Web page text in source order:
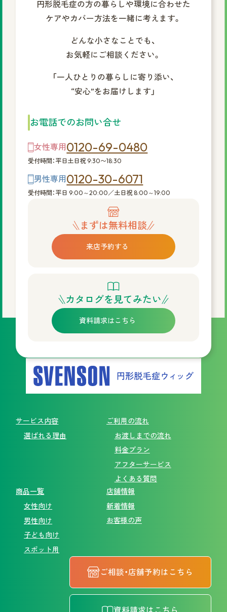
円形脱毛症の方の暮らしや環境に合わせた
ケアやカバー方法を一緒に考えます。
どんな小さなことでも、
お気軽にご相談ください。
「一人ひとりの暮らしに寄り添い、
“安心”をお届けします」
お電話でのお問い合せ
女性専用0120-69-0480
受付時間：平日土日祝 9:30〜18:30
男性専用0120-30-6071
受付時間：平日 9:00～20:00／土日祝 8:00～19:00
まずは無料相談
来店予約する
カタログを見てみたい
資料請求はこちら
サービス内容
選ばれる理由
ご利用の流れ
お渡しまでの流れ
料金プラン
アフターサービス
よくある質問
商品一覧
女性向け
男性向け
子ども向け
スポット用
店舗情報
新着情報
お客様の声
ご相談・店舗予約はこちら